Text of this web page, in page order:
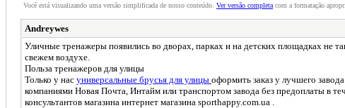
Você está visualizando uma versão simplificada de nosso conteúdo. Ver versão completa com a formatação
Andreywes
Уличные тренажеры появились во дворах, парках и на детских площадках не
свежем воздухе.
Польза тренажеров для улицы
Только у нас универсальные брусья для улицы оформить заказ у лучшего
компаниями Новая Почта, Интайм или транспортом завода без предоплаты в
консультантов магазина интернет магазина sporthappy.com.ua .